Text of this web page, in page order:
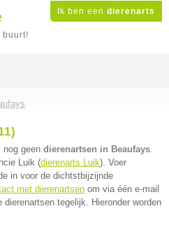
Ik ben een dierenarts
buurt!
nog geen dierenartsen in Beaufays.
Luik (dierenarts Luik). Voer
in voor de dichtstbijzijnde
met dierenartsen om via één e-mail
tegelijk. Hieronder worden